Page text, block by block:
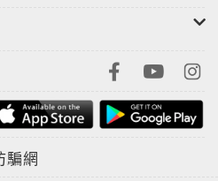
騙網